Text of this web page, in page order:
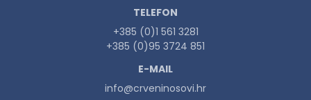
TELEFON
+385 (0)1 561 3281
+385 (0)95 3724 851
E-MAIL
info@crveninosovi.hr